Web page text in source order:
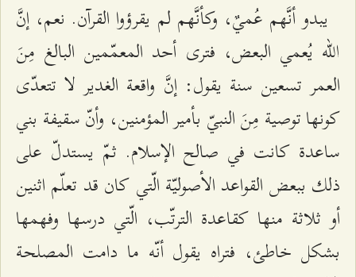
يبدو أنَّهم عُميٌ، وكأنَّهم لم يقرؤوا القرآن. نعم، إنَّ
الله يُعمي البعض، فترى أحد المعمّمين البالغ مِنَ
العمر تسعين سنة يقول: إنَّ واقعة الغدير لا تتعدّى
كونها توصية مِنَ النبيّ بأمير المؤمنين، وأنّ سقيفة بني
ساعدة كانت في صالح الإسلام. ثمّ يستدلّ على
ذلك ببعض القواعد الأصوليّة الّتي كان قد تعلّم اثنين
أو ثلاثة منها كقاعدة الترتّب، الّتي درسها وفهمها
بشكل خاطئ، فتراه يقول أنّه ما دامت المصلحة